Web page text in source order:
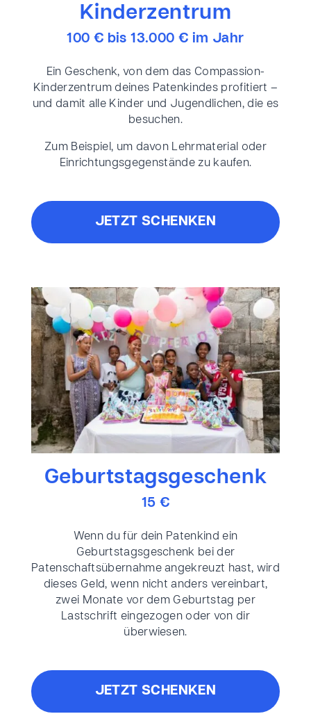
Kinderzentrum
100 € bis 13.000 € im Jahr
Ein Geschenk, von dem das Compassion-
Kinderzentrum deines Patenkindes profitiert –
und damit alle Kinder und Jugendlichen, die es
besuchen.
Zum Beispiel, um davon Lehrmaterial oder
Einrichtungsgegenstände zu kaufen.
JETZT SCHENKEN
Geburtstagsgeschenk
15 €
Wenn du für dein Patenkind ein
Geburtstagsgeschenk bei der
Patenschaftsübernahme angekreuzt hast, wird
dieses Geld, wenn nicht anders vereinbart,
zwei Monate vor dem Geburtstag per
Lastschrift eingezogen oder von dir
überwiesen.
JETZT SCHENKEN